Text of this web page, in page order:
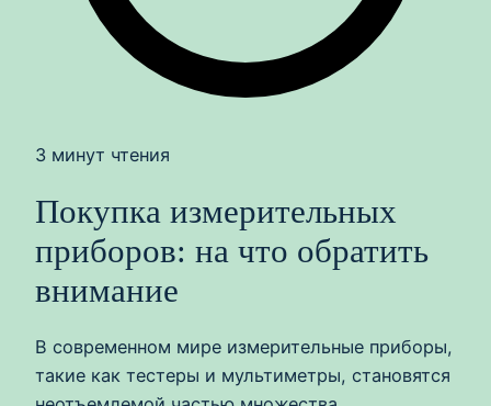
3 минут чтения
Покупка измерительных
приборов: на что обратить
внимание
В современном мире измерительные приборы,
такие как тестеры и мультиметры, становятся